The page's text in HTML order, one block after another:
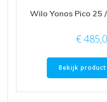
Wilo Yonos Pico 25
€
Bekijk product